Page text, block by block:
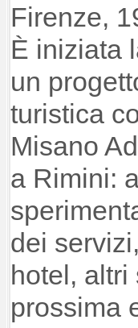
Firenze,
È iniziata
un
turistica
Misano
a Rimini:
dei
hotel,
prossima